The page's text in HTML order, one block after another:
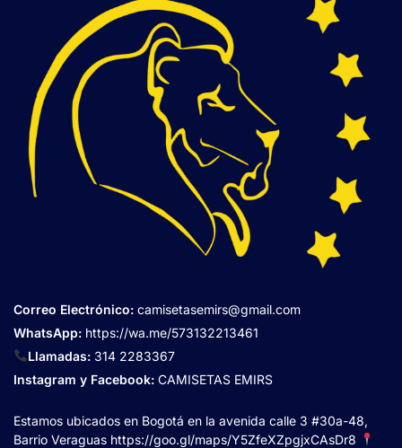
Correo Electrónico: camisetasemirs@gmail.com
WhatsApp: https://wa.me/573132213461
Llamadas:314 2283367
Instagram y Facebook: CAMISETAS EMIRS
Estamos ubicados en Bogotá en la avenida calle 3 #30a-48,
Barrio Veraguas https://goo.gl/maps/Y5ZfeXZpgjxCAsDr8